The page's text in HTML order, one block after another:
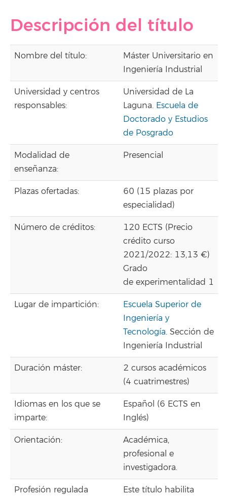
Descripción del título
Nombre del título:
Máster Universitario en
Ingeniería Industrial
Universidad y centros
responsables:
Universidad de La
Laguna. Escuela de
Doctorado y Estudios
de Posgrado
Modalidad de
enseñanza:
Presencial
Plazas ofertadas:
60 (15 plazas por
especialidad)
Número de créditos:
120 ECTS (Precio
crédito curso
2021/2022: 13,13 €)
Grado
de experimentalidad 1
Lugar de impartición:
Escuela Superior de
Ingeniería y
Tecnología. Sección de
Ingeniería Industrial
Duración máster:
2 cursos académicos
(4 cuatrimestres)
Idiomas en los que se
imparte:
Español (6 ECTS en
Inglés)
Orientación:
Académica,
profesional e
investigadora.
Profesión regulada
Este título habilita